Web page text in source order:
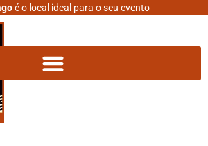
é o local ideal para o seu evento